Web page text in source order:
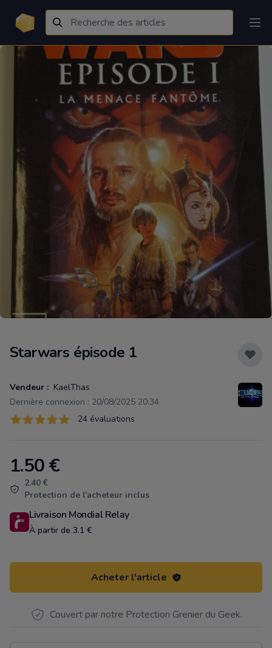
Starwars épisode 1
Vendeur : KaelThas
Dernière connexion : 20/08/2025 20:34
Évaluations
24 sur 5 étoiles 24 évaluations
Product information
1.50€
2.40 €
Protection de l'acheteur inclus
Livraison Mondial Relay
À partir de 3.1 €
Acheter l'article
Couvert par notre Protection Grenier du Geek.